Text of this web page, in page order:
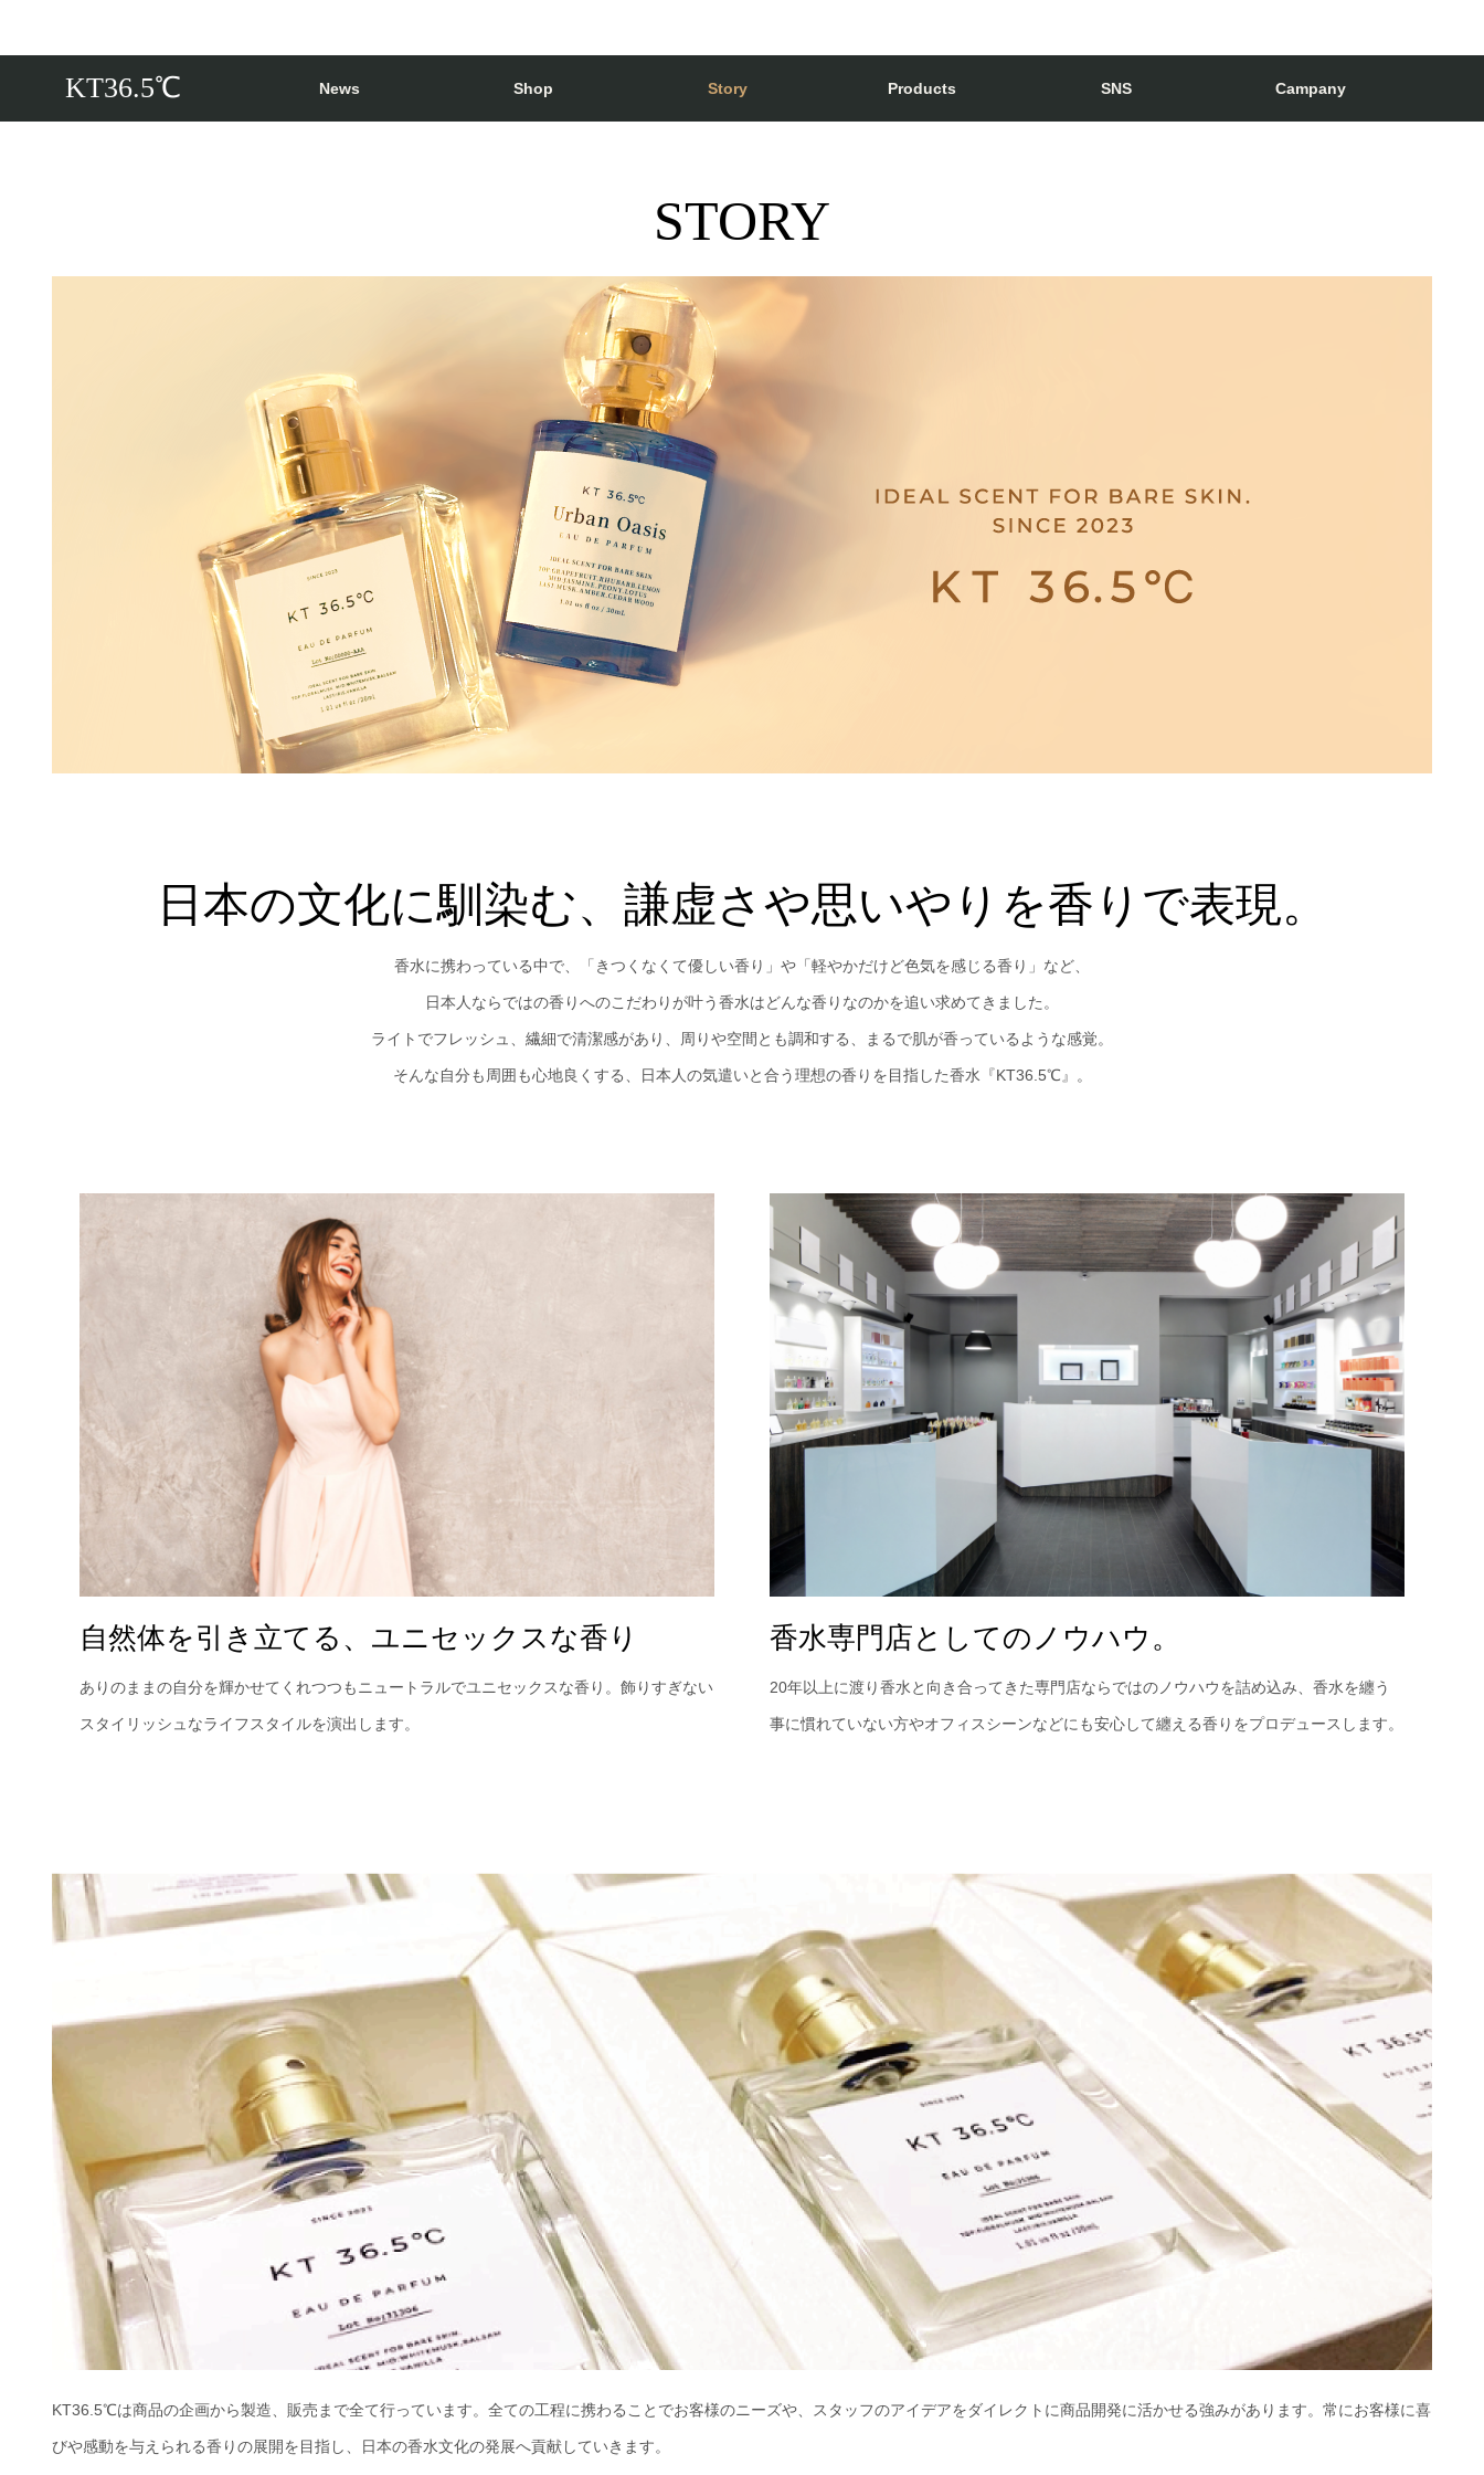
KT36.5℃ News Shop Story Products SNS Campany
STORY
日本の文化に馴染む、謙虚さや思いやりを香りで表現。
香水に携わっている中で、「きつくなくて優しい香り」や「軽やかだけど色気を感じる香り」など、
日本人ならではの香りへのこだわりが叶う香水はどんな香りなのかを追い求めてきました。
ライトでフレッシュ、繊細で清潔感があり、周りや空間とも調和する、まるで肌が香っているような感覚。
そんな自分も周囲も心地良くする、日本人の気遣いと合う理想の香りを目指した香水『KT36.5℃』。
自然体を引き立てる、ユニセックスな香り
ありのままの自分を輝かせてくれつつもニュートラルでユニセックスな香り。飾りすぎない
スタイリッシュなライフスタイルを演出します。
香水専門店としてのノウハウ。
20年以上に渡り香水と向き合ってきた専門店ならではのノウハウを詰め込み、香水を纏う
事に慣れていない方やオフィスシーンなどにも安心して纏える香りをプロデュースします。
KT36.5℃は商品の企画から製造、販売まで全て行っています。全ての工程に携わることでお客様のニーズや、スタッフのアイデアをダイレクトに商品開発に活かせる強みがあります。常にお客様に喜
びや感動を与えられる香りの展開を目指し、日本の香水文化の発展へ貢献していきます。